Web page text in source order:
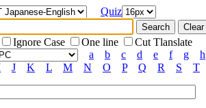
Quiz
Ignore Case One line
Cut Tlanslate
a
b c d e f g
h
J K L M N O P Q R S T